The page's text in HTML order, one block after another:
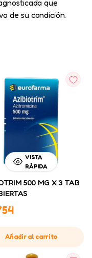
que
de su condición.
VISTA
RÁPIDA
500 MG X 3 TAB
Añadir al carrito